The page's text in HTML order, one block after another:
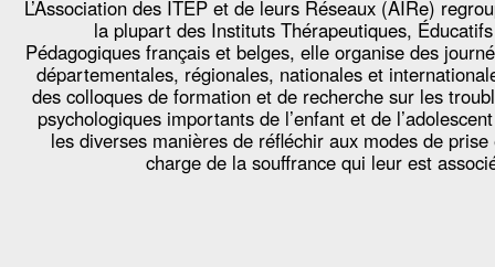
L’Association des ITEP et de leurs Réseaux (AIRe)
la plupart des Instituts Thérapeutiques,
Pédagogiques français et belges, elle organise des
départementales, régionales, nationales et
des colloques de formation et de recherche sur les
psychologiques importants de l’enfant et de
les diverses manières de réfléchir aux modes de prise
charge de la souffrance qui leur est